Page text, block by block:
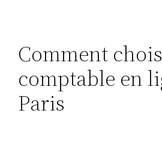
Comment
comptable en
Paris